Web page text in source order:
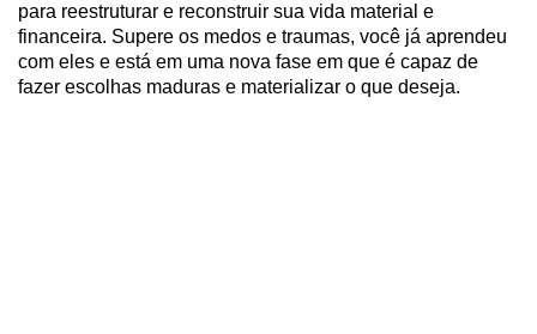
para reestruturar e reconstruir sua vida material e
financeira. Supere os medos e traumas, você já aprendeu
com eles e está em uma nova fase em que é capaz de
fazer escolhas maduras e materializar o que deseja.